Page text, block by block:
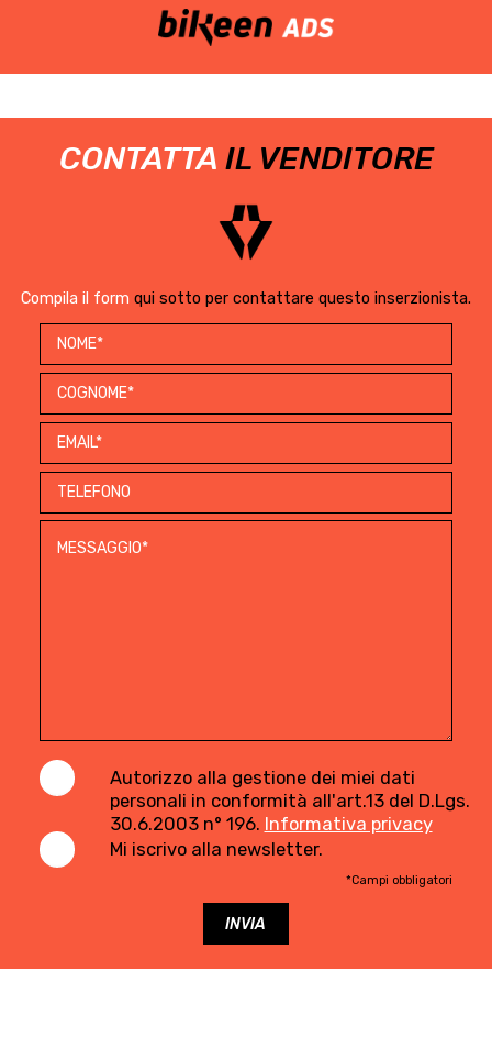
CONTATTA IL VENDITORE
Compila il form qui sotto per contattare questo inserzionista.
Autorizzo alla gestione dei miei dati
personali in conformità all'art.13 del D.Lgs.
30.6.2003 n° 196. Informativa privacy
Mi iscrivo alla newsletter.
*Campi obbligatori